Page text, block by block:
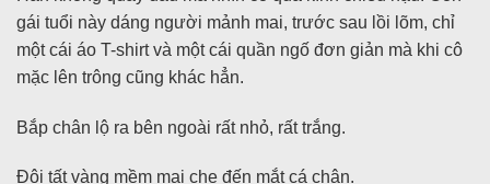
gái tuổi này dáng người mảnh mai, trước sau lồi lõm, chỉ
một cái áo T-shirt và một cái quần ngố đơn giản mà khi cô
mặc lên trông cũng khác hẳn.
Bắp chân lộ ra bên ngoài rất nhỏ, rất trắng.
Đôi tất vàng mềm mại che đến mắt cá chân.